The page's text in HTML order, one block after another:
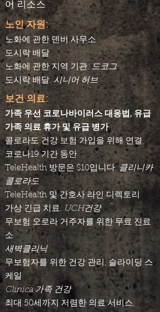
어 리소스
노인 자원:
노화에 관한 덴버 사무소
도시락 배달
노화에 관한 지역 기관.드코그
도시락 배달. 시니어 허브
보건 의료:
가족 우선 코로나바이러스 대응법, 유급
가족 의료 휴가 및 유급 병가
콜로라도 건강 보험 가입을 위해 연결
코로나19 기간 동안
TeleHealth 방문은 $10입니다. 클리니카
콜로라도
TeleHealth 및 간호사 라인 디렉토리
가상 긴급 치료. UCH건강
무보험 오로라 거주자를 위한 무료 진료
소
새벽클리닉
무보험자를 위한 건강 관리, 슬라이딩 스
케일
Clinica 가족 건강
최대 50세까지 저렴한 의료 서비스,